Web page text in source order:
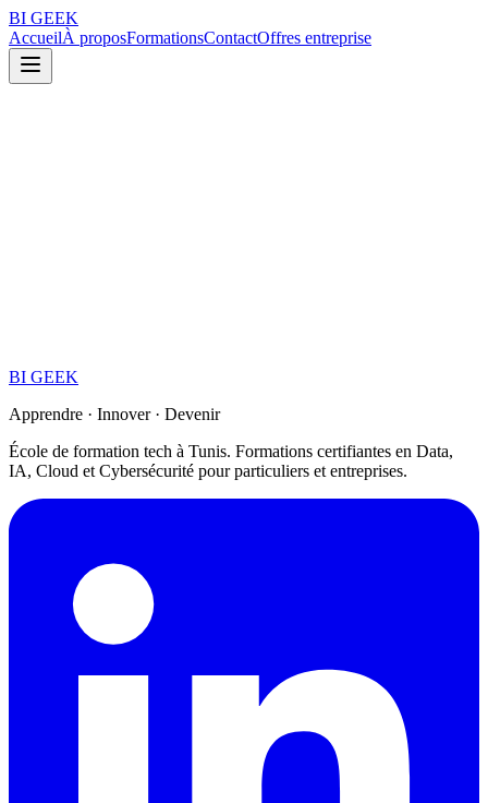
BI GEEK
AccueilÀ proposFormationsContactOffres entreprise
BI GEEK
Apprendre · Innover · Devenir
École de formation tech à Tunis. Formations certifiantes en Data,
IA, Cloud et Cybersécurité pour particuliers et entreprises.